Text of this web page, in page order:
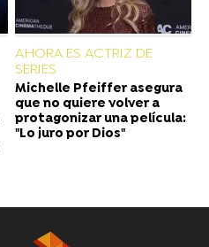
AHORA ES ACTRIZ DE
SERIES
Michelle Pfeiffer asegura
que no quiere volver a
protagonizar una película:
"Lo juro por Dios"